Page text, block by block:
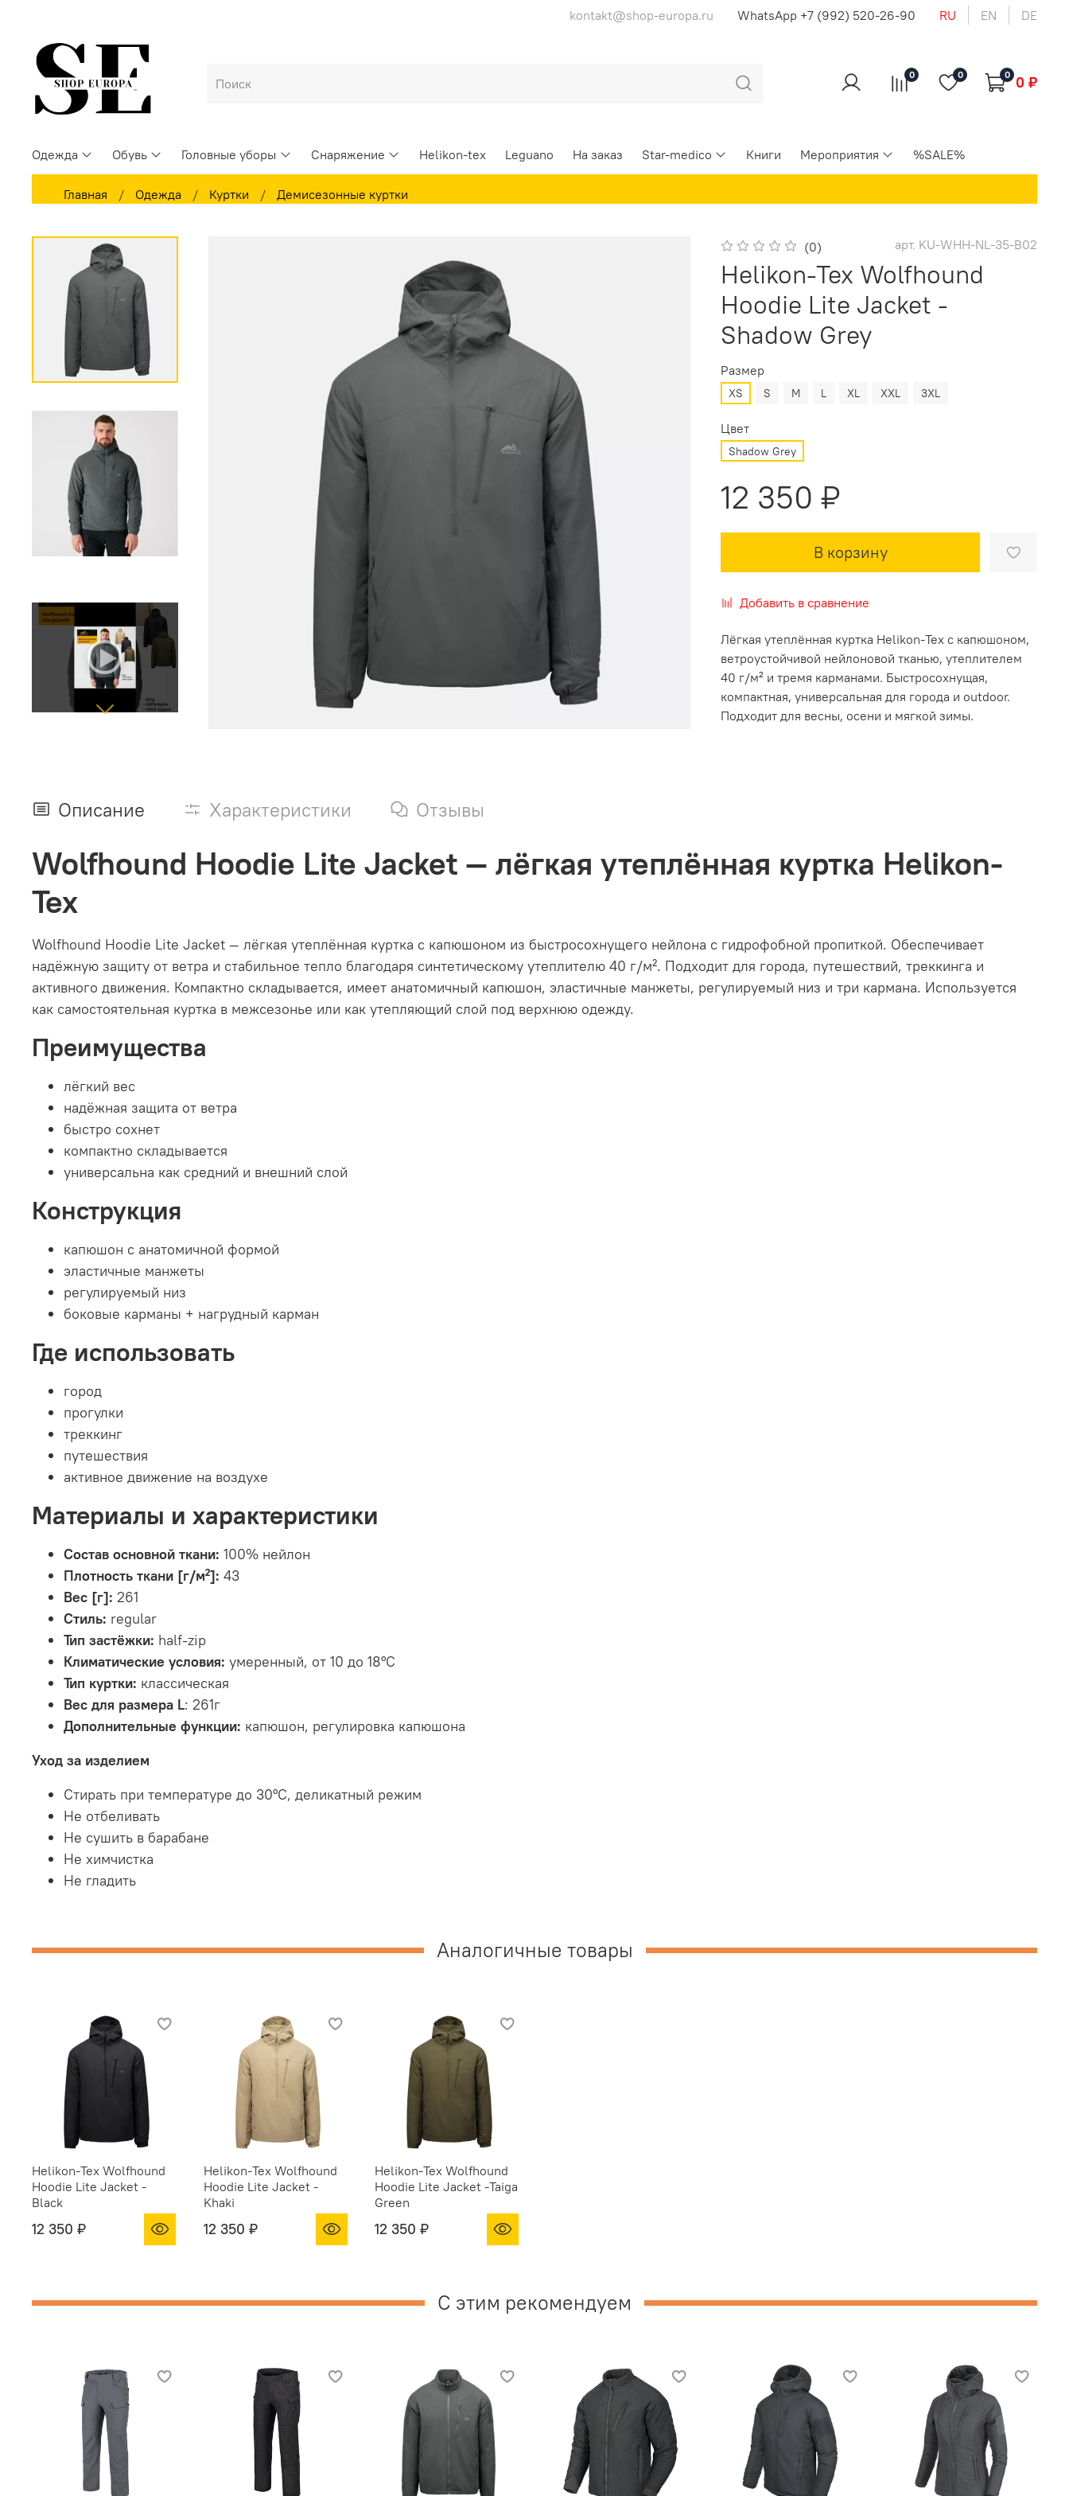
kontakt@shop-europa.ru WhatsApp +7 (992) 520-26-90 RU EN DE
0 0 0 0 ₽
Одежда Обувь Головные уборы Снаряжение Helikon-tex Leguano На заказ Star-medico Книги Мероприятия %SALE%
Главная Одежда Куртки Демисезонные куртки
(0) арт. KU-WHH-NL-35-B02
Helikon-Tex Wolfhound
Hoodie Lite Jacket -
Shadow Grey
Размер
XS S M L XL XXL 3XL
Цвет
Shadow Grey
12 350 ₽
В корзину
Добавить в сравнение
Лёгкая утеплённая куртка Helikon-Tex с капюшоном,
ветроустойчивой нейлоновой тканью, утеплителем
40 г/м² и тремя карманами. Быстросохнущая,
компактная, универсальная для города и outdoor.
Подходит для весны, осени и мягкой зимы.
Описание Характеристики Отзывы
Wolfhound Hoodie Lite Jacket — лёгкая утеплённая куртка Helikon-
Tex
Wolfhound Hoodie Lite Jacket — лёгкая утеплённая куртка с капюшоном из быстросохнущего нейлона с гидрофобной пропиткой. Обеспечивает
надёжную защиту от ветра и стабильное тепло благодаря синтетическому утеплителю 40 г/м². Подходит для города, путешествий, треккинга и
активного движения. Компактно складывается, имеет анатомичный капюшон, эластичные манжеты, регулируемый низ и три кармана. Используется
как самостоятельная куртка в межсезонье или как утепляющий слой под верхнюю одежду.
Преимущества
лёгкий вес
надёжная защита от ветра
быстро сохнет
компактно складывается
универсальна как средний и внешний слой
Конструкция
капюшон с анатомичной формой
эластичные манжеты
регулируемый низ
боковые карманы + нагрудный карман
Где использовать
город
прогулки
треккинг
путешествия
активное движение на воздухе
Материалы и характеристики
Состав основной ткани: 100% нейлон
Плотность ткани [г/м²]: 43
Вес [г]: 261
Стиль: regular
Тип застёжки: half-zip
Климатические условия: умеренный, от 10 до 18°C
Тип куртки: классическая
Вес для размера L: 261г
Дополнительные функции: капюшон, регулировка капюшона
Уход за изделием
Стирать при температуре до 30°C, деликатный режим
Не отбеливать
Не сушить в барабане
Не химчистка
Не гладить
Аналогичные товары
Helikon-Tex Wolfhound
Hoodie Lite Jacket -
Black
12 350 ₽
Helikon-Tex Wolfhound
Hoodie Lite Jacket -
Khaki
12 350 ₽
Helikon-Tex Wolfhound
Hoodie Lite Jacket -Taiga
Green
12 350 ₽
С этим рекомендуем